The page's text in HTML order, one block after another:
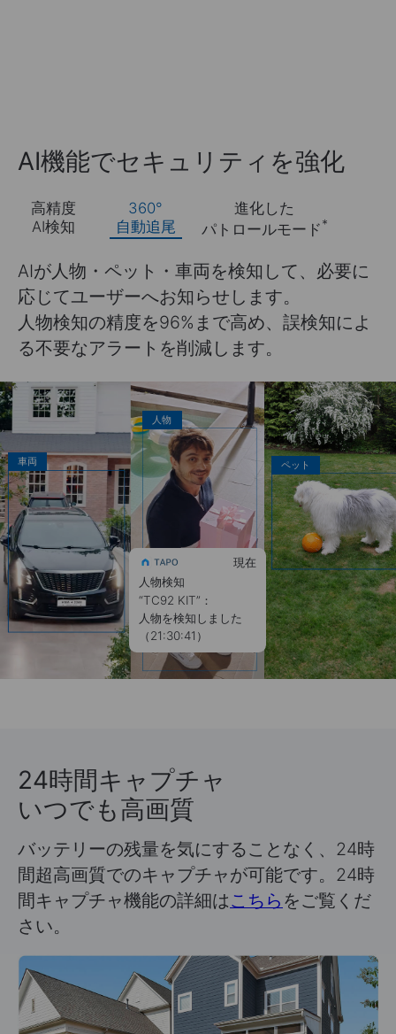
AI機能でセキュリティを強化
高精度
AI検知
360°
自動追尾
進化した
パトロールモード*
360°の広範囲を設定したスケジュールで録画
したり、指定したポイント間を適宜巡回した
りするよう設定できます。
24時間キャプチャ
いつでも高画質
バッテリーの残量を気にすることなく、24時
間超高画質でのキャプチャが可能です。24時
間キャプチャ機能の詳細はこちらをご覧くだ
さい。